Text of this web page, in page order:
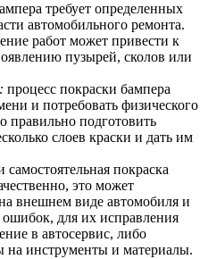
требует определенных
автомобильного ремонта.
работ может привести к
пузырей, сколов или
процесс покраски бампера
и потребовать физического
правильно подготовить
слоев краски и дать им
самостоятельная покраска
это может
внешнем виде автомобиля и
для их исправления
в автосервис, либо
на инструменты и материалы.